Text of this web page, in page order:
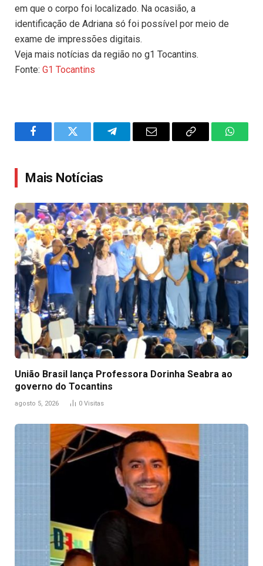
em que o corpo foi localizado. Na ocasião, a
identificação de Adriana só foi possível por meio de
exame de impressões digitais.
Veja mais notícias da região no g1 Tocantins.
Fonte: G1 Tocantins
FacebookTwitter TelegramEmail
Copy
Mais Notícias
União Brasil lança Professora Dorinha Seabra ao
governo do Tocantins
agosto 5, 2026 0 Visitas